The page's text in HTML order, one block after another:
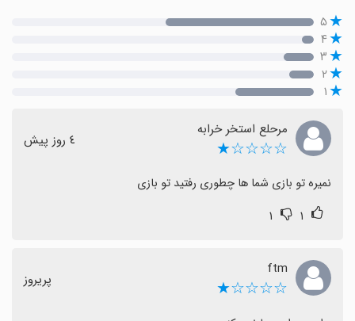
۵
۴
۳
۲
۱
مرحلع استخر خرابه
☆☆☆☆★ ٤ روز پیش
نمیره تو بازی شما ها چطوری رفتید تو بازی
۱ ۱
ftm
☆☆☆☆★ پریروز